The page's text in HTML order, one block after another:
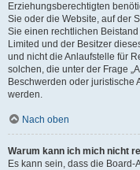
Erziehungsberechtigten
Sie oder die Website, auf der
Sie einen rechtlichen
Limited und der Besitzer
und nicht die Anlaufstelle für
solchen, die unter der Frage
Beschwerden oder juristische
werden.
Nach oben
Warum kann ich mich nicht
Es kann sein, dass die